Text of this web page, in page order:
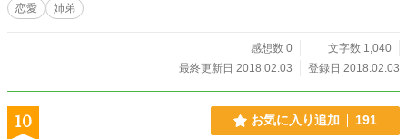
恋愛 姉弟
感想数 0
文字数 1,040
最終更新日 2018.02.03
登録日 2018.02.03
10 お気に入り追加 191